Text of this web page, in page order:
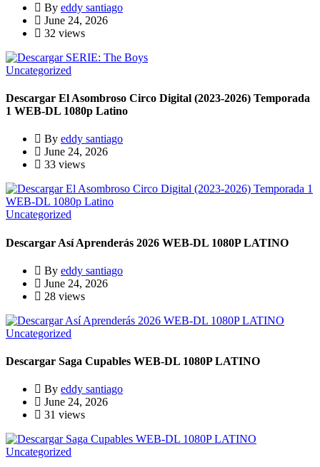
By eddy santiago
June 24, 2026
32 views
Uncategorized
Descargar El Asombroso Circo Digital (2023-2026) Temporada
1 WEB-DL 1080p Latino
By eddy santiago
June 24, 2026
33 views
Uncategorized
Descargar Así Aprenderás 2026 WEB-DL 1080P LATINO
By eddy santiago
June 24, 2026
28 views
Uncategorized
Descargar Saga Cupables WEB-DL 1080P LATINO
By eddy santiago
June 24, 2026
31 views
Uncategorized